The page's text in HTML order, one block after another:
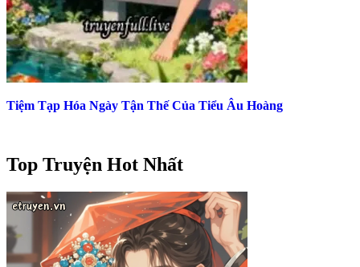
Tiệm Tạp Hóa Ngày Tận Thế Của Tiểu Âu Hoàng
Top Truyện Hot Nhất